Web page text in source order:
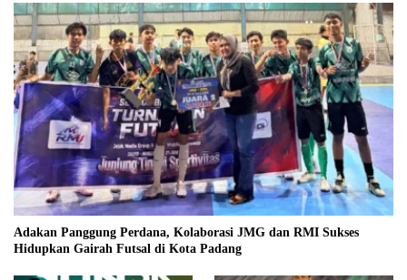
Adakan Panggung Perdana, Kolaborasi JMG dan RMI Sukses
Hidupkan Gairah Futsal di Kota Padang